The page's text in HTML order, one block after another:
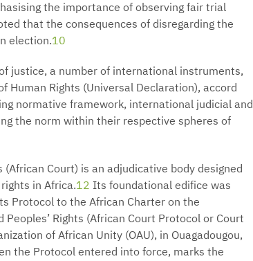
the importance of observing fair trial
that the consequences of disregarding the
election.10
justice, a number of international instruments,
Human Rights (Universal Declaration), accord
normative framework, international judicial and
the norm within their respective spheres of
(African Court) is an adjudicative body designed
in Africa.12 Its foundational edifice was
Protocol to the African Charter on the
Rights (African Court Protocol or Court
of African Unity (OAU), in Ouagadougou,
the Protocol entered into force, marks the